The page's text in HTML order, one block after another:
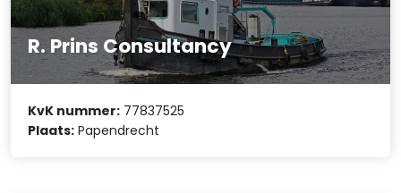
R. Prins Consultancy
KvK nummer: 77837525
Plaats: Papendrecht